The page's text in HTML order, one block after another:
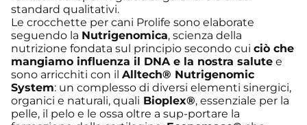
standard qualitativi.
Le crocchette per cani Prolife sono elaborate
seguendo la Nutrigenomica, scienza della
nutrizione fondata sul principio secondo cui ciò che
mangiamo influenza il DNA e la nostra salute e
sono arricchiti con il Alltech® Nutrigenomic
System: un complesso di diversi elementi sinergici,
organici e naturali, quali Bioplex®, essenziale per la
pelle, il pelo e le ossa oltre a sup-portare la